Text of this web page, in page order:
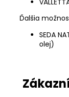
Ďalšia
SEDA
olej)